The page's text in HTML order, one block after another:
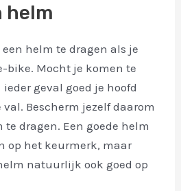
helm
helm te dragen als je
bike. Mocht je komen te
geval goed je hoofd
Bescherm jezelf daarom
te dragen. Een goede helm
op het keurmerk, maar
natuurlijk ook goed op